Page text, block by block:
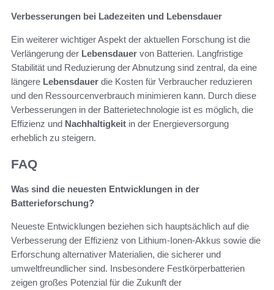
Verbesserungen bei Ladezeiten und Lebensdauer
Ein weiterer wichtiger Aspekt der aktuellen Forschung ist die
Verlängerung der Lebensdauer von Batterien. Langfristige
Stabilität und Reduzierung der Abnutzung sind zentral, da eine
längere Lebensdauer die Kosten für Verbraucher reduzieren
und den Ressourcenverbrauch minimieren kann. Durch diese
Verbesserungen in der Batterietechnologie ist es möglich, die
Effizienz und Nachhaltigkeit in der Energieversorgung
erheblich zu steigern.
FAQ
Was sind die neuesten Entwicklungen in der
Batterieforschung?
Neueste Entwicklungen beziehen sich hauptsächlich auf die
Verbesserung der Effizienz von Lithium-Ionen-Akkus sowie die
Erforschung alternativer Materialien, die sicherer und
umweltfreundlicher sind. Insbesondere Festkörperbatterien
zeigen großes Potenzial für die Zukunft der